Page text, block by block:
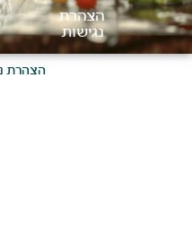
הצהרת
נגישות
הצהרת נגישותתקנון